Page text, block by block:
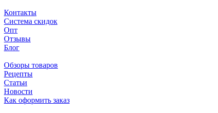
Контакты
Система скидок
Опт
Отзывы
Блог
Обзоры товаров
Рецепты
Статьи
Новости
Как оформить заказ